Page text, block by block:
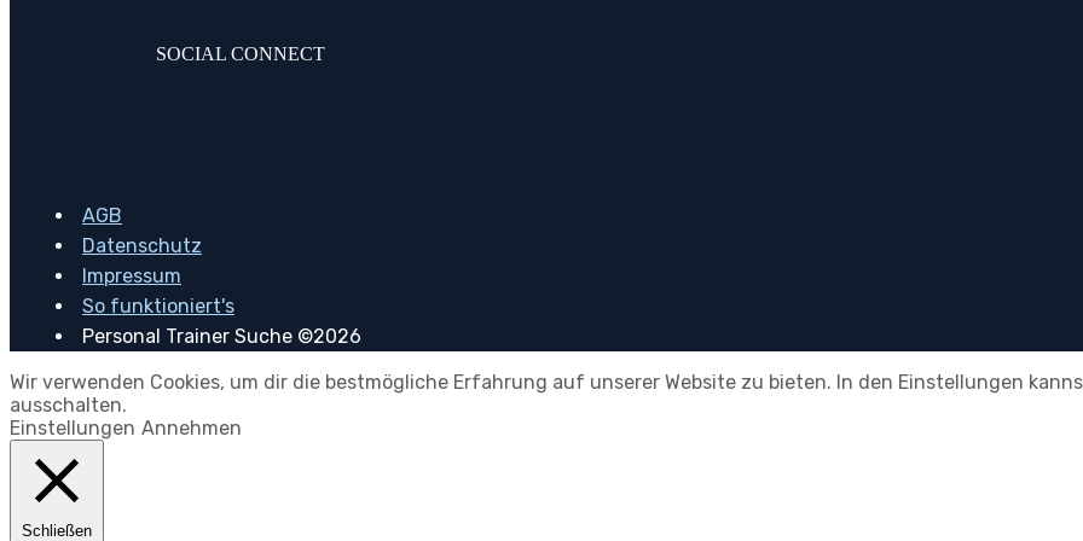
SOCIAL CONNECT
AGB
Datenschutz
Impressum
So funktioniert's
Personal Trainer Suche ©2026
Wir verwenden Cookies, um dir die bestmögliche Erfahrung auf unserer Website zu bieten. In den Einstellungen
ausschalten.
Einstellungen Annehmen
Schließen